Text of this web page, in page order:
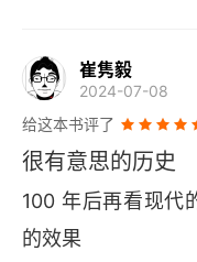
崔隽毅
2024-07-08
给这本书评了
很有意思的历史
100 年后再看现代
的效果